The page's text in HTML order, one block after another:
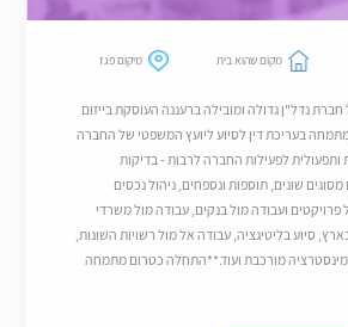
מקום שהוא בית מיקום פגז
נדל"ן גדולה ומובילה ברעננה העוסקת בייזום
בעריכת דין לסיוע ליועץ המשפטי של החברה
לפעילות החברה לרבות - בדיקות
שונים, תוספות ונספחים, ניהול נכסים
פרויקטים ועבודה מול בנקים, עבודה מול משרדי
סיוע בליטיגציה, עבודה אל מול רשויות השונות,
מורכבת ועוד.**התחלה כטרום מתמחה